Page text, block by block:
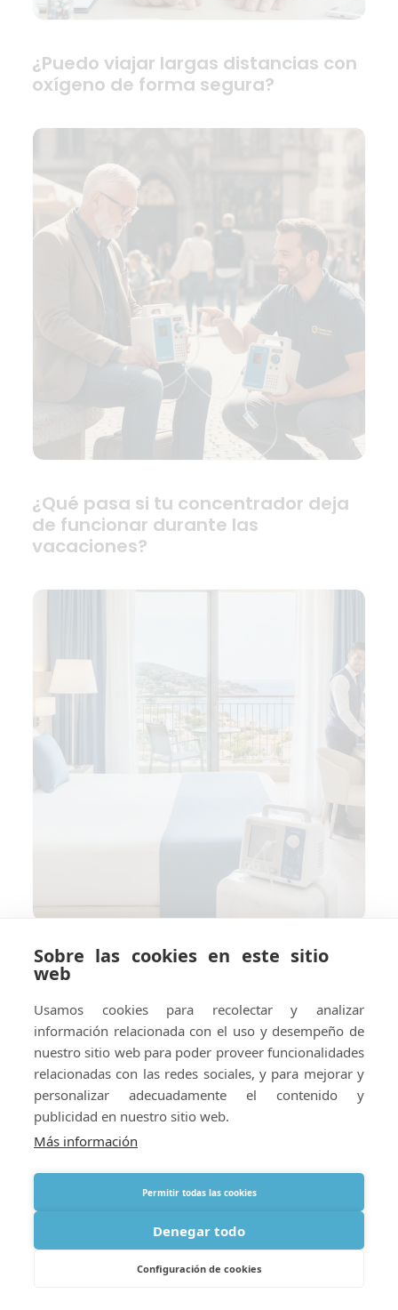
¿Puedo viajar largas distancias con
oxígeno de forma segura?
¿Qué pasa si tu concentrador deja
de funcionar durante las
vacaciones?
Cómo preparar su hotel o
alojamiento vacacional para el
suministro de oxígeno en el
extranjero
Sobre las cookies en este sitio
web
Usamos cookies para recolectar y analizar
información relacionada con el uso y desempeño de
nuestro sitio web para poder proveer funcionalidades
relacionadas con las redes sociales, y para mejorar y
personalizar adecuadamente el contenido y
publicidad en nuestro sitio web.
Más información
Permitir todas las cookies
Denegar todo
Configuración de cookies